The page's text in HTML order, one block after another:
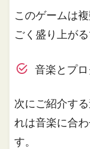
このゲームは
ごく盛り上がる
音楽とプ
次にご紹介す
れは音楽に合
す。